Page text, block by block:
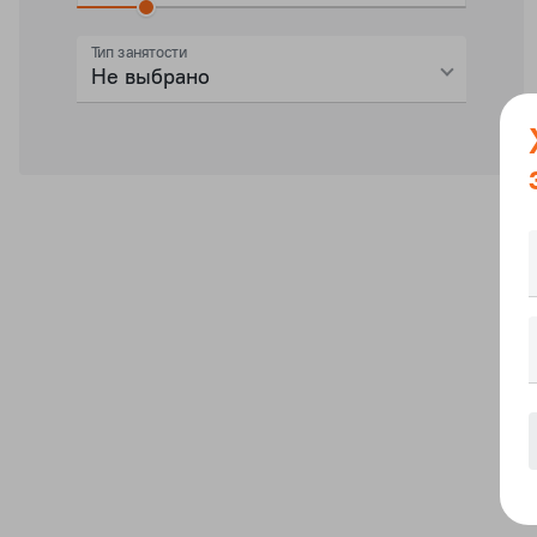
Тип занятости
Не выбрано